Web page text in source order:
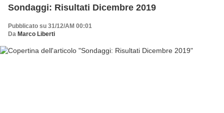
Sondaggi: Risultati Dicembre 2019
Pubblicato su 31/12/AM 00:01
Da Marco Liberti